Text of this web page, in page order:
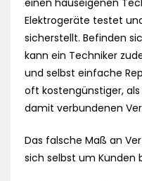
einen hauseigenen
Elektrogeräte testet
sicherstellt. Befinden
kann ein Techniker
und selbst einfache
oft kostengünstiger,
damit verbundenen
Das falsche Maß an
sich selbst um Kunden